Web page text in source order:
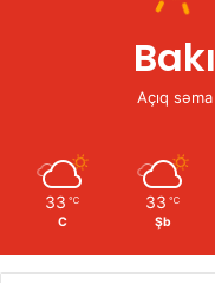
Bakı
Açıq səma
33 ℃
C
33 ℃
Şb